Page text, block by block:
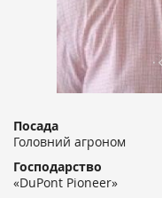
Посада
Головний агроном
Господарство
«DuPont Pioneer»